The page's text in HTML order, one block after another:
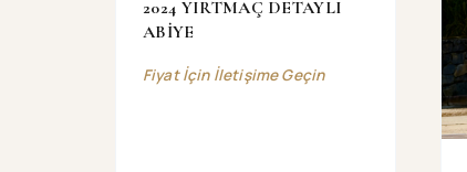
2024 YIRTMAÇ DETAYLI
ABİYE
Fiyat İçin İletişime Geçin